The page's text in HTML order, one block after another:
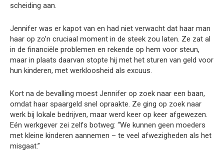
scheiding aan.
Jennifer was er kapot van en had niet verwacht dat haar man
haar op zo’n cruciaal moment in de steek zou laten. Ze zat al
in de financiële problemen en rekende op hem voor steun,
maar in plaats daarvan stopte hij met het sturen van geld voor
hun kinderen, met werkloosheid als excuus.
Kort na de bevalling moest Jennifer op zoek naar een baan,
omdat haar spaargeld snel opraakte. Ze ging op zoek naar
werk bij lokale bedrijven, maar werd keer op keer afgewezen.
Eén werkgever zei zelfs botweg: “We kunnen geen moeders
met kleine kinderen aannemen – te veel afwezigheden als het
misgaat.”